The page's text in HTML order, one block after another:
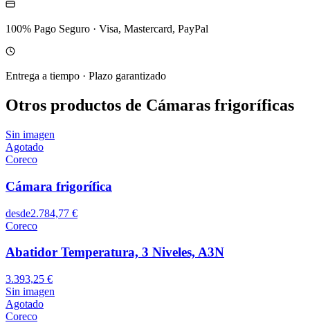
100% Pago Seguro · Visa, Mastercard, PayPal
Entrega a tiempo · Plazo garantizado
Otros productos de Cámaras frigoríficas
Sin imagen
Agotado
Coreco
Cámara frigorífica
desde2.784,77 €
Coreco
Abatidor Temperatura, 3 Niveles, A3N
3.393,25 €
Sin imagen
Agotado
Coreco